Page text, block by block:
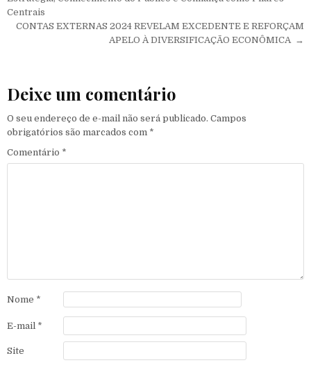
Centrais
CONTAS EXTERNAS 2024 REVELAM EXCEDENTE E REFORÇAM
APELO À DIVERSIFICAÇÃO ECONÔMICA →
Deixe um comentário
O seu endereço de e-mail não será publicado. Campos
obrigatórios são marcados com *
Comentário *
Nome *
E-mail *
Site